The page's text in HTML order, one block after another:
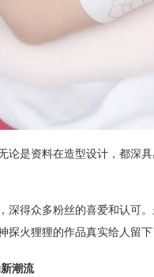
论是资料在造型设计，都深
深得众多粉丝的喜爱和认可
探火狸狸的作品真实给人留
潮流